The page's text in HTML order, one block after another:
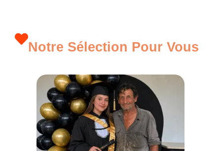
Notre Sélection Pour Vous